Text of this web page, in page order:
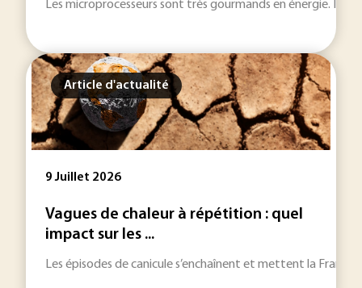
Les microprocesseurs sont très gourmands en énergie.
Article d'actualité
9 Juillet 2026
Vagues de chaleur à répétition : quel
impact sur les ...
Les épisodes de canicule s’enchaînent et mettent la France